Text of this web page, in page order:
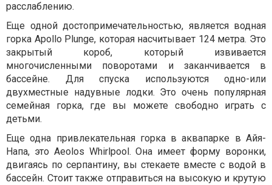
расслаблению.
Еще одной достопримечательностью, является водная
горка Apollo Plunge, которая насчитывает 124 метра. Это
закрытый короб, который извивается
многочисленными поворотами и заканчивается в
бассейне. Для спуска используются одно-или
двухместные надувные лодки. Это очень популярная
семейная горка, где вы можете свободно играть с
детьми.
Еще одна привлекательная горка в аквапарке в Айя-
Напа, это Aeolos Whirlpool. Она имеет форму воронки,
двигаясь по серпантину, вы стекаете вместе с водой в
бассейн. Стоит также отправиться на высокую и крутую